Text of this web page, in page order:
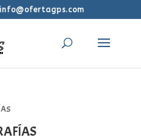
info@ofertagps.com